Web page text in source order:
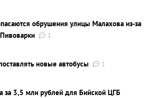
обрушения улицы Малахова из-за
1
новые автобусы
1
за 3,5 млн рублей для Бийской ЦГБ